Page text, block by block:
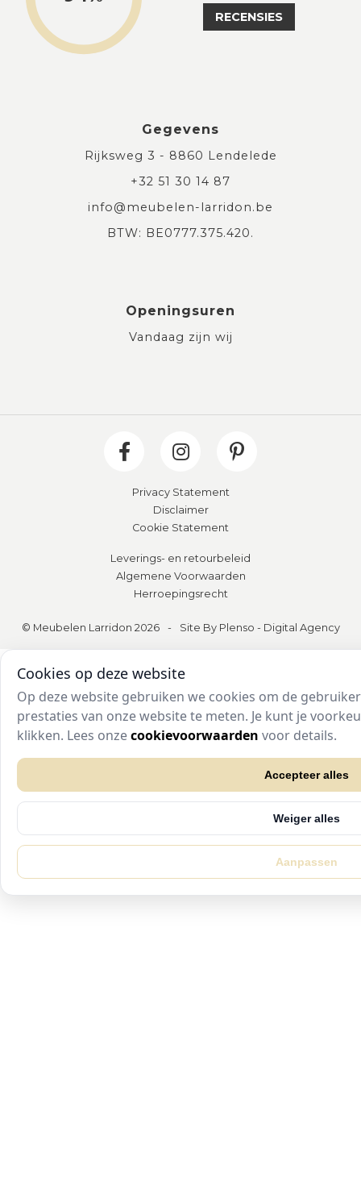
RECENSIES
Gegevens
Rijksweg 3 - 8860 Lendelede
+32 51 30 14 87
info@meubelen-larridon.be
BTW: BE0777.375.420.
Openingsuren
Vandaag zijn wij
Privacy Statement
Disclaimer
Cookie Statement
Leverings- en retourbeleid
Algemene Voorwaarden
Herroepingsrecht
© Meubelen Larridon 2026 - Site By Plenso - Digital Agency
Cookies op deze website
Op deze website gebruiken we cookies om de
prestaties van onze website te meten. Je kunt je
te klikken. Lees onzecookievoorwaardenvoor details.
Accepteer alles
Weiger alles
Aanpassen